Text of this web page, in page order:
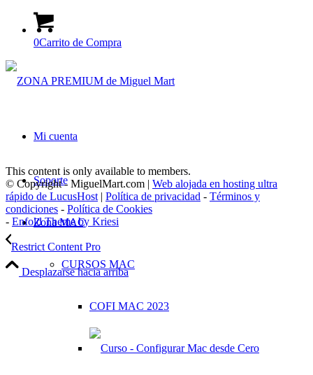
0Carrito de Compra
Mi cuenta
Soporte
Zona MAC
CURSOS MAC
COFI MAC 2023
This content is only available to members.
© Copyright - MiguelMart.com | Web alojada en hosting ultra
rápido de LucusHost | Política de privacidad - Términos y
condiciones - Política de Cookies
- Enfold Theme by Kriesi
Restrict Content Pro
Desplazarse hacia arriba